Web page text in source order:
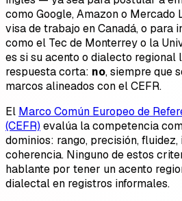
como Google, Amazon o Mercado
visa de trabajo en Canadá, o para
como el Tec de Monterrey o la
es si su acento o dialecto regional
respuesta corta: no, siempre que
marcos alineados con el CEFR.
El Marco Común Europeo de
(CEFR) evalúa la competencia
dominios: rango, precisión,
coherencia. Ninguno de estos
hablante por tener un acento
dialectal en registros informales.